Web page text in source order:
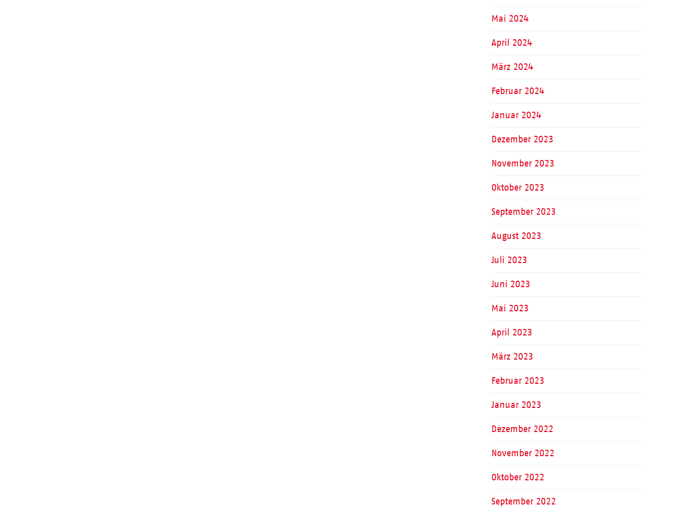
Mai 2024
April 2024
März 2024
Februar 2024
Januar 2024
Dezember 2023
November 2023
Oktober 2023
September 2023
August 2023
Juli 2023
Juni 2023
Mai 2023
April 2023
März 2023
Februar 2023
Januar 2023
Dezember 2022
November 2022
Oktober 2022
September 2022